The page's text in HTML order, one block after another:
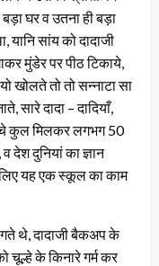
घर व उतना ही बड़ा
यानि सांय को दादाजी
मुंडेर पर पीठ टिकाये,
खोलते तो तो सन्नाटा सा
सारे दादा – दादियाँ,
कुल मिलकर लगभग 50
देश दुनियां का ज्ञान
यह एक स्कूल का काम
थे, दादाजी बैकअप के
चूल्हे के किनारे गर्म कर